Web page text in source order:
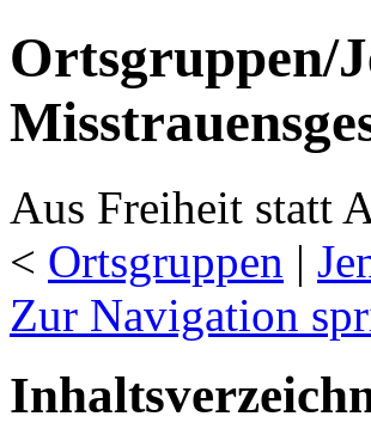
Ortsgruppen/
Aus Freiheit statt
< Ortsgruppen ‎ |
Zur Navigation